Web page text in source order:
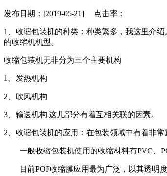
发布日期：[2019-05-21] 点击率：
1、收缩包装机的种类：种类繁多，我这里介
的收缩机机型。
收缩包装机无非分为三个主要机构
1、发热机构
2、吹风机构
3、输送机构 这几部分有着互相关联的因素。
2、收缩包装机的应用：在包装领域中有着非
一般收缩包装机使用的收缩材料有PVC、
目前POF收缩膜应用最为广泛，以其透明度